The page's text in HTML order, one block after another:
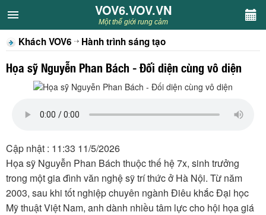
VOV6.VOV.VN
CHUYÊN MỤC
Khách VOV6
Sân khấu
Thiếu nhi
VOV6.VOV.VN
Một thế giới rung cảm
Khách VOV6 Hành trình sáng tạo
Họa sỹ Nguyễn Phan Bách - Đối diện cùng vô diện
Cập nhật : 11:33 11/5/2026
Họa sỹ Nguyễn Phan Bách thuộc thế hệ 7x, sinh trưởng
trong một gia đình văn nghệ sỹ trí thức ở Hà Nội. Từ năm
2003, sau khi tốt nghiệp chuyên ngành Điêu khắc Đại học
Mỹ thuật Việt Nam, anh dành nhiều tâm lực cho hội họa giá